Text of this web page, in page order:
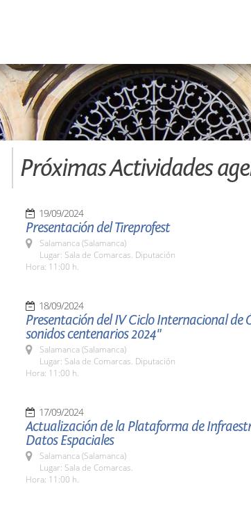
Próximas Actividades
19/09/2024
Presentación del Tireprofest
Salamanca (Salamanca)
Lugar: Sala de Comarcas. Diputación
Hora: 11:00 h.
18/09/2024
Presentación del IV Ciclo Internacional de
sonidos centenarios 2024"
Salamanca (Salamanca)
Lugar: Sala de Comarcas. Diputación
Hora: 11:00 h.
17/09/2024
Actualización de la Plataforma de
Datos Espaciales
Salamanca (Salamanca)
Lugar: Sala de Comarcas.
Hora: 11:00 h.